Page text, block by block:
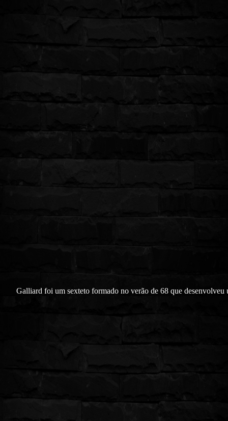
Galliard foi um sexteto formado no verão de 68 que desenvolveu